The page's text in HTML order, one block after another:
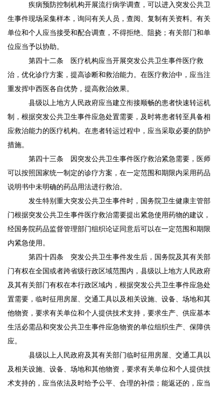
疾病预防控制机构开展流行病学调查，可以进入突发公共卫
生事件现场采集样本，询问有关人员，查阅、复制有关资料。有关
单位和个人应当接受和配合调查，不得拒绝、阻挠；有关部门和单
位应当予以协助。
第四十二条 医疗机构应当开展突发公共卫生事件医疗救
治，优化诊疗方案，提高诊断和救治能力。在医疗救治中，应当注
重发挥中西医各自优势，提高救治效果。
县级以上地方人民政府应当建立衔接顺畅的患者快速转运机
制，根据突发公共卫生事件应急处置需要，及时将患者转至具备相
应救治能力的医疗机构。在患者转运过程中，应当采取必要的防护
措施。
第四十三条 因突发公共卫生事件医疗救治紧急需要，医师
可以按照国家统一制定的诊疗方案，在一定范围和期限内采用药品
说明书中未明确的药品用法进行救治。
发生特别重大突发公共卫生事件时，国务院卫生健康主管部
门根据突发公共卫生事件医疗救治需要提出紧急使用药物的建议，
经国务院药品监督管理部门组织论证同意后可以在一定范围和期限
内紧急使用。
第四十四条 突发公共卫生事件发生后，国务院及其有关部
门有权在全国或者跨省级行政区域范围内，县级以上地方人民政府
及其有关部门有权在本行政区域内，根据突发公共卫生事件应急处
置需要，临时征用房屋、交通工具以及相关设施、设备、场地和其
他物资，要求有关单位和个人提供技术支持，要求生产、供应基本
生活必需品和突发公共卫生事件应急物资的单位组织生产、保障供
应。
县级以上人民政府及其有关部门临时征用房屋、交通工具以
及相关设施、设备、场地和其他物资，要求有关单位和个人提供技
术支持的，应当依法及时给予公平、合理的补偿；能返还的，应当